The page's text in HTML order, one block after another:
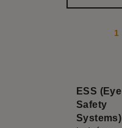
1
ESS (Eye
Safety
Systems)